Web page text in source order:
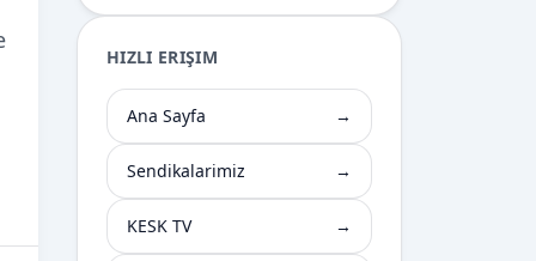
HIZLI ERIŞIM
Ana Sayfa →
Sendikalarimiz →
KESK TV →